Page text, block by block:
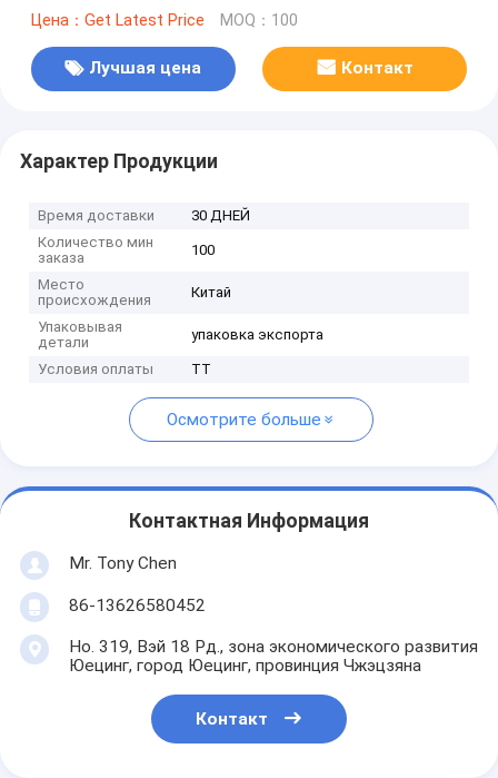
Цена：Get Latest Price MOQ：100
Лучшая цена Контакт
Характер Продукции
Время доставки
30 ДНЕЙ
Количество мин
заказа
100
Место
происхождения
Китай
Упаковывая
детали
упаковка экспорта
Условия оплаты TT
Осмотрите больше
Контактная Информация
Mr. Tony Chen
86-13626580452
Но. 319, Вэй 18 Рд., зона экономического развития
Юецинг, город Юецинг, провинция Чжэцзяна
Контакт